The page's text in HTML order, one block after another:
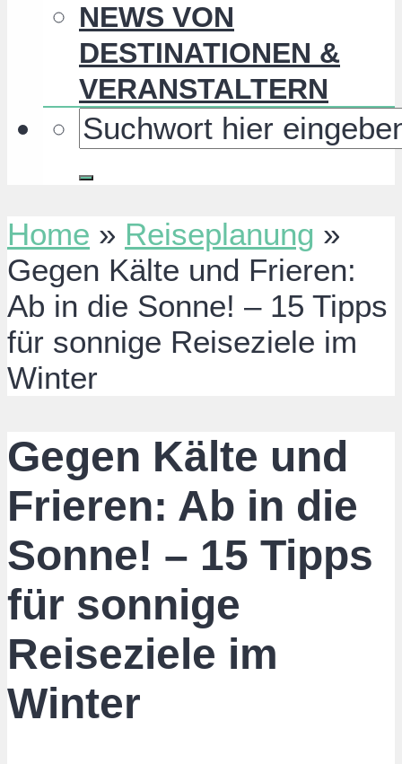
NEWS VON
DESTINATIONEN &
VERANSTALTERN
Home » Reiseplanung »
Gegen Kälte und Frieren:
Ab in die Sonne! – 15 Tipps
für sonnige Reiseziele im
Winter
Gegen Kälte und
Frieren: Ab in die
Sonne! – 15 Tipps
für sonnige
Reiseziele im
Winter